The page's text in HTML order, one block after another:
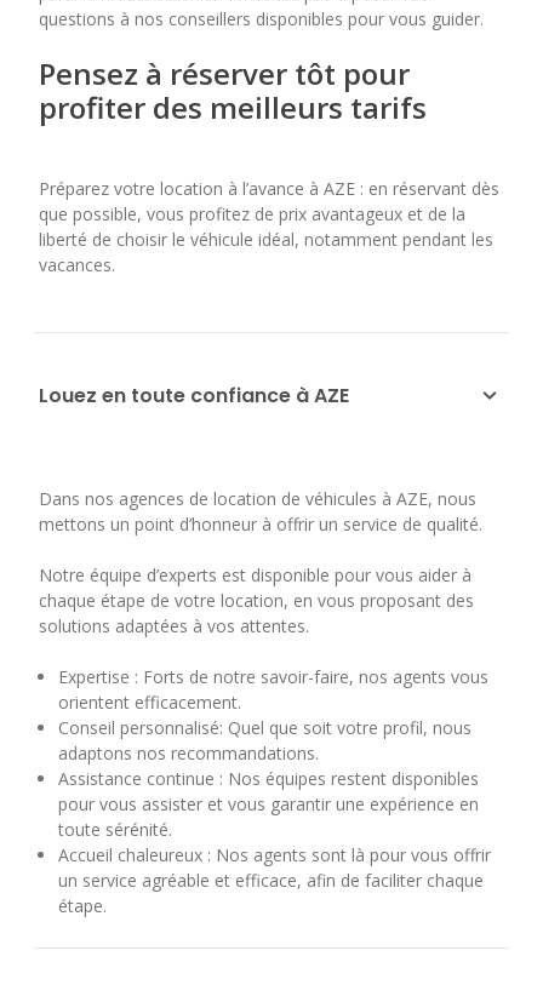
questions à nos conseillers disponibles pour vous guider.
Pensez à réserver tôt pour
profiter des meilleurs tarifs
Préparez votre location à l’avance à AZE : en réservant dès
que possible, vous profitez de prix avantageux et de la
liberté de choisir le véhicule idéal, notamment pendant les
vacances.
Louez en toute confiance à AZE
Dans nos agences de location de véhicules à AZE, nous
mettons un point d’honneur à offrir un service de qualité.
Notre équipe d’experts est disponible pour vous aider à
chaque étape de votre location, en vous proposant des
solutions adaptées à vos attentes.
Expertise : Forts de notre savoir-faire, nos agents vous
orientent efficacement.
Conseil personnalisé: Quel que soit votre profil, nous
adaptons nos recommandations.
Assistance continue : Nos équipes restent disponibles
pour vous assister et vous garantir une expérience en
toute sérénité.
Accueil chaleureux : Nos agents sont là pour vous offrir
un service agréable et efficace, afin de faciliter chaque
étape.